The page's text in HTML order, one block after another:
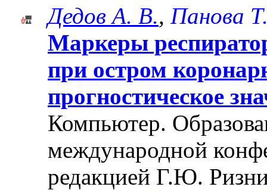
Дедов А. В., Панова
Маркеры
при остром
прогностическое
Компьютер.
международной
редакцией Г.Ю.